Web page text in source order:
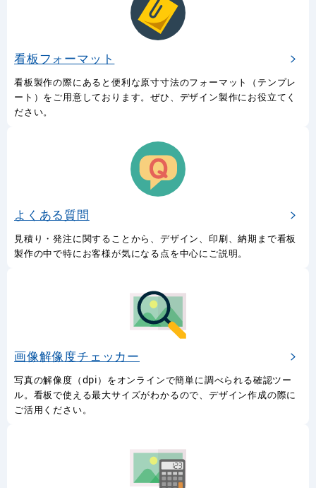
看板フォーマット
看板製作の際にあると便利な原寸寸法のフォーマット（テンプレ
ート）をご用意しております。ぜひ、デザイン製作にお役立てく
ださい。
よくある質問
見積り・発注に関することから、デザイン、印刷、納期まで看板
製作の中で特にお客様が気になる点を中心にご説明。
画像解像度チェッカー
写真の解像度（dpi）をオンラインで簡単に調べられる確認ツー
ル。看板で使える最大サイズがわかるので、デザイン作成の際に
ご活用ください。